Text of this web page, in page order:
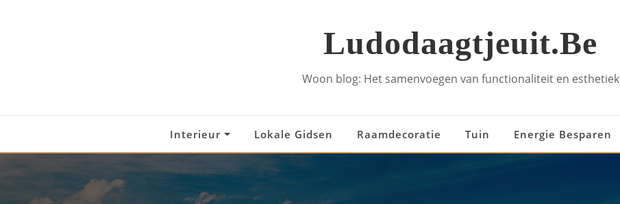
Ludodaagtjeuit.be
Woon blog: Het samenvoegen van functionaliteit en esthetiek
Interieur Lokale Gidsen Raamdecoratie Tuin Energie Besparen